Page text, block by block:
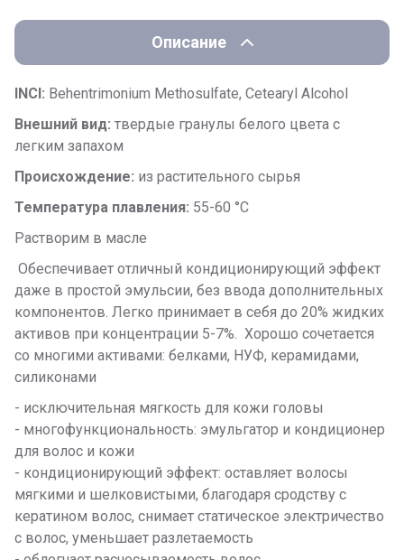
Описание
INCI: Behentrimonium Methosulfate, Cetearyl Alcohol
Внешний вид: твердые гранулы белого цвета с
легким запахом
Происхождение: из растительного сырья
Температура плавления: 55-60 °C
Растворим в масле
Обеспечивает отличный кондиционирующий эффект
даже в простой эмульсии, без ввода дополнительных
компонентов. Легко принимает в себя до 20% жидких
активов при концентрации 5-7%. Хорошо сочетается
со многими активами: белками, НУФ, керамидами,
силиконами
- исключительная мягкость для кожи головы
- многофункциональность: эмульгатор и кондиционер
для волос и кожи
- кондиционирующий эффект: оставляет волосы
мягкими и шелковистыми, благодаря сродству с
кератином волос, снимает статическое электричество
с волос, уменьшает разлетаемость